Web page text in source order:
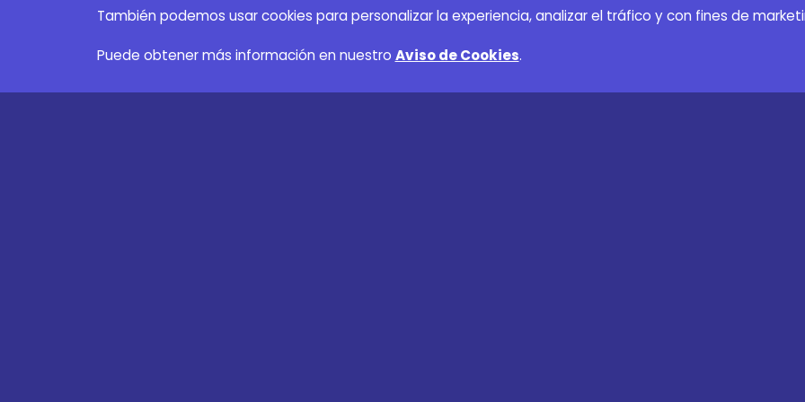
También podemos usar cookies para personalizar la experiencia, analizar el tráfico y con fines de
Puede obtener más información en nuestro Aviso de Cookies.